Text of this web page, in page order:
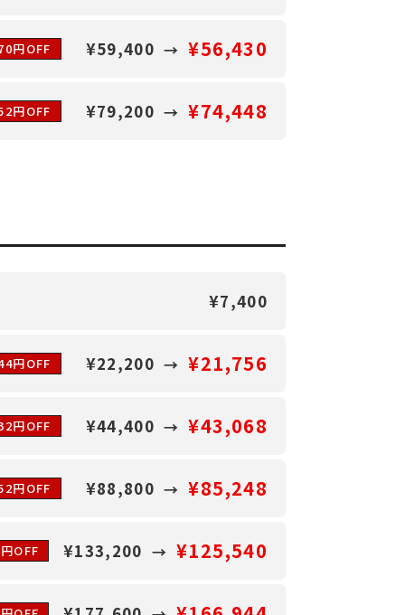
円OFF ¥59,400 ¥56,430
円OFF ¥79,200 ¥74,448
¥7,400
円OFF ¥22,200 ¥21,756
円OFF ¥44,400 ¥43,068
円OFF ¥88,800 ¥85,248
OFF ¥133,200 ¥125,540